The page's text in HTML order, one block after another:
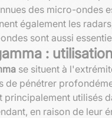
des micro-ondes
également les
sont aussi
:
se situent à
de pénétrer
principalement utilisés
en raison de leur